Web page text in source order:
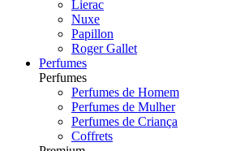
Lierac
Nuxe
Papillon
Roger Gallet
Perfumes
Perfumes
Perfumes de Homem
Perfumes de Mulher
Perfumes de Criança
Coffrets